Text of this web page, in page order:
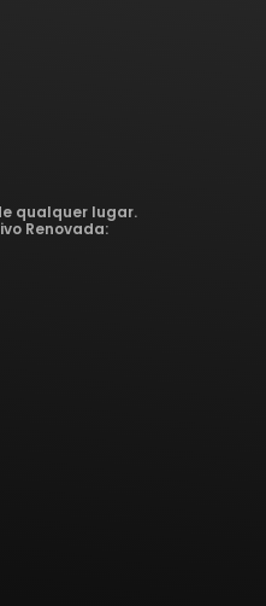
qualquer lugar.
Renovada: